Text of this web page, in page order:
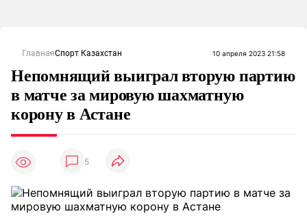
ГлавнаяСпорт Казахстан 10 апреля 2023 21:58
Непомнящий выиграл вторую партию
в матче за мировую шахматную
корону в Астане
5